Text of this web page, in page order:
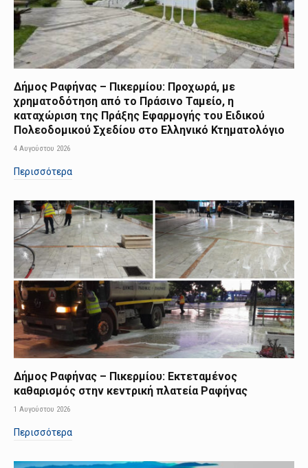
Δήμος Ραφήνας – Πικερμίου: Προχωρά, με
χρηματοδότηση από το Πράσινο Ταμείο, η
καταχώριση της Πράξης Εφαρμογής του Ειδικού
Πολεοδομικού Σχεδίου στο Ελληνικό Κτηματολόγιο
4 Αυγούστου 2026
Περισσότερα
Δήμος Ραφήνας – Πικερμίου: Εκτεταμένος
καθαρισμός στην κεντρική πλατεία Ραφήνας
1 Αυγούστου 2026
Περισσότερα